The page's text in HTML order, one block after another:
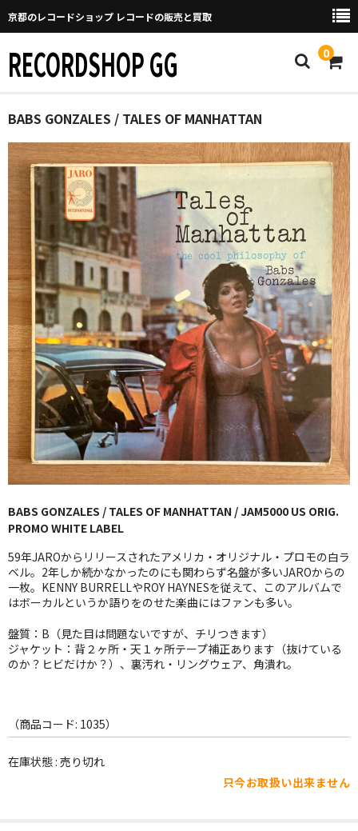
京都のレコードショップ レコードの販売と買取
RECORDSHOP GG 0
Home
マイページ
GGについて
買取について
取り置きなどについて
Categories
New Arrivals
新譜
GG RECORD （当店のレーベル）
全商品
JAZZ-US
BLUE NOTE
JAZZ-EU
JAZZ-JP
JAZZ-VOCAL
ROCK
WORLD
その他
BABS GONZALES / TALES OF MANHATTAN
BABS GONZALES / TALES OF MANHATTAN / JAM5000 US ORIG.
PROMO WHITE LABEL
59年JAROからリリースされたアメリカ・オリジナル・プロモの白ラ
ベル。2年しか続かなかったのにも関わらず名盤が多いJAROからの
一枚。KENNY BURRELLやROY HAYNESを従えて、このアルバムで
はボーカルというか語りをのせた楽曲にはファンも多い。
盤質：B（見た目は問題ないですが、チリつきます）
ジャケット：背２ヶ所・天１ヶ所テープ補正あります（抜けている
のか？ヒビだけか？）、裏汚れ・リングウェア、角潰れ。
（商品コード: 1035）
在庫状態 : 売り切れ
只今お取扱い出来ません